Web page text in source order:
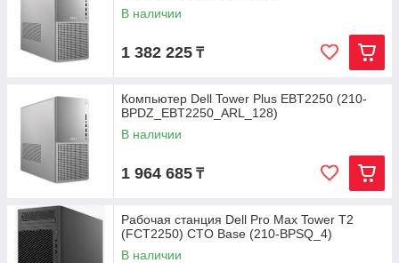
В наличии
1 382 225 ₸
Компьютер Dell Tower Plus EBT2250 (210-
BPDZ_EBT2250_ARL_128)
В наличии
1 964 685 ₸
Рабочая станция Dell Pro Max Tower T2
(FCT2250) CTO Base (210-BPSQ_4)
В наличии